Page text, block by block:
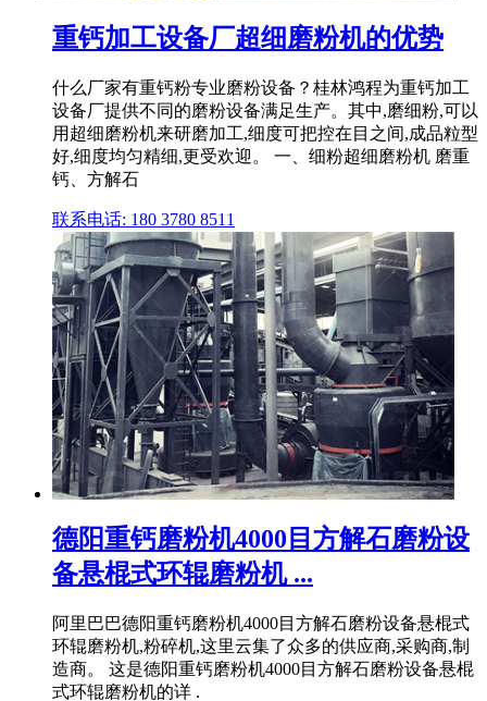
重钙加工设备厂超细磨粉机的优势
什么厂家有重钙粉专业磨粉设备？桂林鸿程为重钙加工
设备厂提供不同的磨粉设备满足生产。其中,磨细粉,可以
用超细磨粉机来研磨加工,细度可把控在目之间,成品粒型
好,细度均匀精细,更受欢迎。 一、细粉超细磨粉机 磨重
钙、方解石
联系电话: 180 3780 8511
德阳重钙磨粉机4000目方解石磨粉设
备悬棍式环辊磨粉机 ...
阿里巴巴德阳重钙磨粉机4000目方解石磨粉设备悬棍式
环辊磨粉机,粉碎机,这里云集了众多的供应商,采购商,制
造商。 这是德阳重钙磨粉机4000目方解石磨粉设备悬棍
式环辊磨粉机的详 .